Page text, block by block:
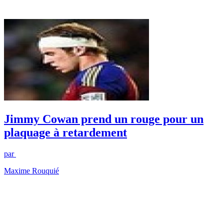
Jimmy Cowan prend un rouge pour un
plaquage à retardement
par
Maxime Rouquié